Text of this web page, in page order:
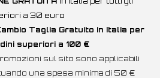
a 30 euro
Taglia Gratuito in Italia per
superiori a 100 €
sul sito sono applicabili
una spesa minima di 50 €